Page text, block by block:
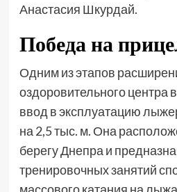
Анастасия Шкурдай.
Победа на
Одним из этапов
оздоровительного центра
ввод в эксплуатацию
на 2,5 тыс. м. Она
берегу Днепра и
тренировочных занятий
массового катания на